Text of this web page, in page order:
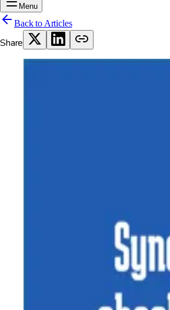
Menu
Back to Articles
Share